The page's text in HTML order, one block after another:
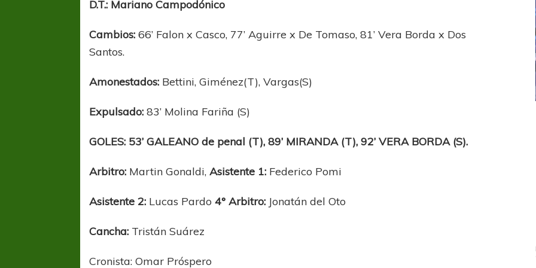
D.T.: Mariano Campodónico
Cambios: 66’ Falon x Casco, 77’ Aguirre x De Tomaso, 81’ Vera Borda x Dos
Santos.
Amonestados: Bettini, Giménez(T), Vargas(S)
Expulsado: 83’ Molina Fariña (S)
GOLES: 53’ GALEANO de penal (T), 89’ MIRANDA (T), 92’ VERA BORDA (S).
Arbitro: Martin Gonaldi,Asistente 1: Federico Pomi
Asistente 2: Lucas Pardo4° Arbitro: Jonatán del Oto
Cancha: Tristán Suárez
Cronista: Omar Próspero
COPA SUDAMERICANA TIGRE
Octavos de Final
COPA SUDAMERICANA
Sur Defendido PSG celebró el bicampeonato